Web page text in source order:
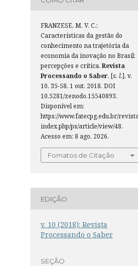
FRANZESE, M. V. C.;
Características da gestão do
conhecimento na trajetória da
economia da inovação no Brasil:
percepções e crítica. Revista
Processando o Saber, [s. l.], v.
10, 35-58, 1 out. 2018. DOI
10.5281/zenodo.15540893.
Disponível em:
https://www.fatecpg.edu.br/
index.php/ps/article/view/48.
Acesso em: 8 ago. 2026.
Fomatos de Citação
EDIÇÃO
v. 10 (2018): Revista
Processando o Saber
SEÇÃO